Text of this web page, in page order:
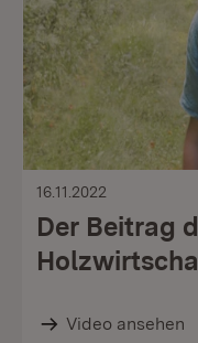
16.11.2022
Der Beitrag
Video ansehen